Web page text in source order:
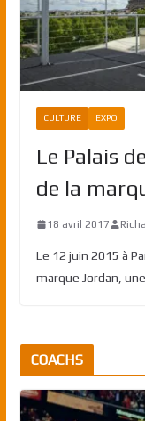
CULTURE EXPO
Le Palais
de la
18 avril 2017
Le 12 juin 2015 à
marque Jordan,
COACHS